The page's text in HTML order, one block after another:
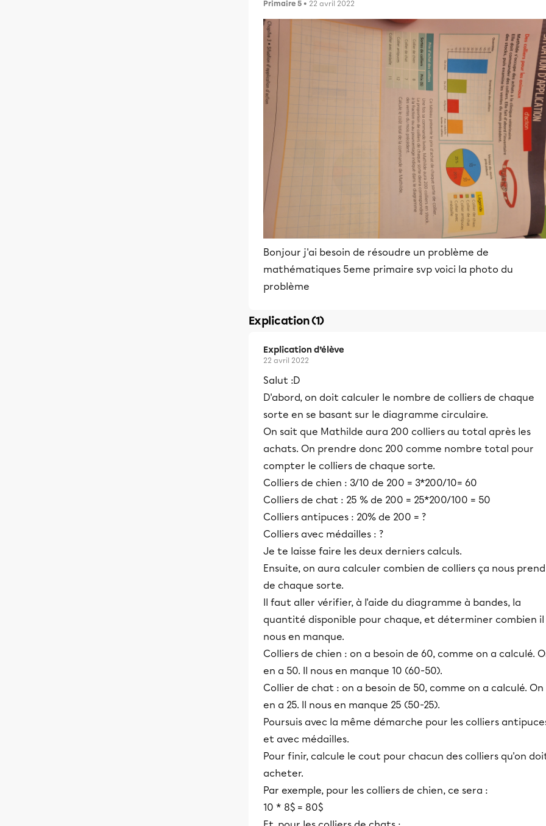
Primaire 5 • 22 avril 2022
Bonjour j'ai besoin de résoudre un problème de
mathématiques 5eme primaire svp voici la photo du
problème
Explication (1)
Explication d’élève
22 avril 2022
Salut :D
D'abord, on doit calculer le nombre de colliers de chaque
sorte en se basant sur le diagramme circulaire.
On sait que Mathilde aura 200 colliers au total après les
achats. On prendre donc 200 comme nombre total pour
compter le colliers de chaque sorte.
Colliers de chien : 3/10 de 200 = 3*200/10= 60
Colliers de chat : 25 % de 200 = 25*200/100 = 50
Colliers antipuces : 20% de 200 = ?
Colliers avec médailles : ?
Je te laisse faire les deux derniers calculs.
Ensuite, on aura calculer combien de colliers ça nous prend
de chaque sorte.
Il faut aller vérifier, à l'aide du diagramme à bandes, la
quantité disponible pour chaque, et déterminer combien il
nous en manque.
Colliers de chien : on a besoin de 60, comme on a calculé.
en a 50. Il nous en manque 10 (60-50).
Collier de chat : on a besoin de 50, comme on a calculé. On
en a 25. Il nous en manque 25 (50-25).
Poursuis avec la même démarche pour les colliers
et avec médailles.
Pour finir, calcule le cout pour chacun des colliers qu'on
acheter.
Par exemple, pour les colliers de chien, ce sera :
10 * 8$ = 80$